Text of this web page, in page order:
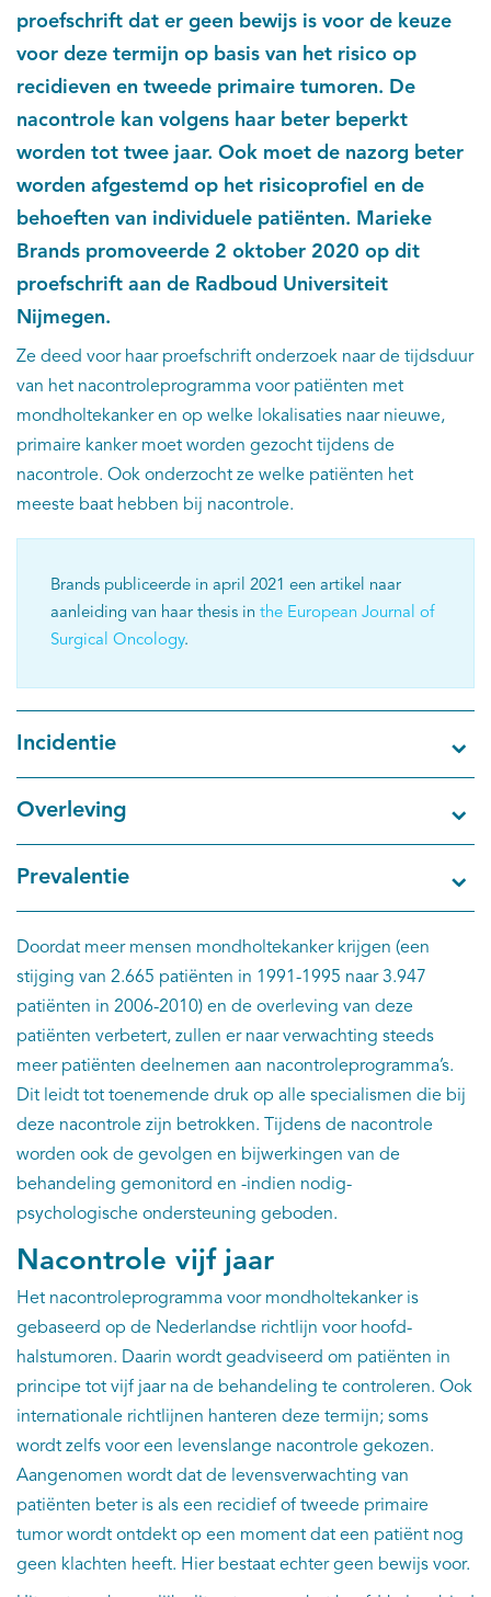
proefschrift dat er geen bewijs is voor de keuze
voor deze termijn op basis van het risico op
recidieven en tweede primaire tumoren. De
nacontrole kan volgens haar beter beperkt
worden tot twee jaar. Ook moet de nazorg beter
worden afgestemd op het risicoprofiel en de
behoeften van individuele patiënten. Marieke
Brands promoveerde 2 oktober 2020 op dit
proefschrift aan de Radboud Universiteit
Nijmegen.
Ze deed voor haar proefschrift onderzoek naar de tijdsduur
van het nacontroleprogramma voor patiënten met
mondholtekanker en op welke lokalisaties naar nieuwe,
primaire kanker moet worden gezocht tijdens de
nacontrole. Ook onderzocht ze welke patiënten het
meeste baat hebben bij nacontrole.
Brands publiceerde in april 2021 een artikel naar
aanleiding van haar thesis in the European Journal of
Surgical Oncology.
Incidentie
Overleving
Prevalentie
Doordat meer mensen mondholtekanker krijgen (een
stijging van 2.665 patiënten in 1991-1995 naar 3.947
patiënten in 2006-2010) en de overleving van deze
patiënten verbetert, zullen er naar verwachting steeds
meer patiënten deelnemen aan nacontroleprogramma’s.
Dit leidt tot toenemende druk op alle specialismen die bij
deze nacontrole zijn betrokken. Tijdens de nacontrole
worden ook de gevolgen en bijwerkingen van de
behandeling gemonitord en -indien nodig-
psychologische ondersteuning geboden.
Nacontrole vijf jaar
Het nacontroleprogramma voor mondholtekanker is
gebaseerd op de Nederlandse richtlijn voor hoofd-
halstumoren. Daarin wordt geadviseerd om patiënten in
principe tot vijf jaar na de behandeling te controleren. Ook
internationale richtlijnen hanteren deze termijn; soms
wordt zelfs voor een levenslange nacontrole gekozen.
Aangenomen wordt dat de levensverwachting van
patiënten beter is als een recidief of tweede primaire
tumor wordt ontdekt op een moment dat een patiënt nog
geen klachten heeft. Hier bestaat echter geen bewijs voor.